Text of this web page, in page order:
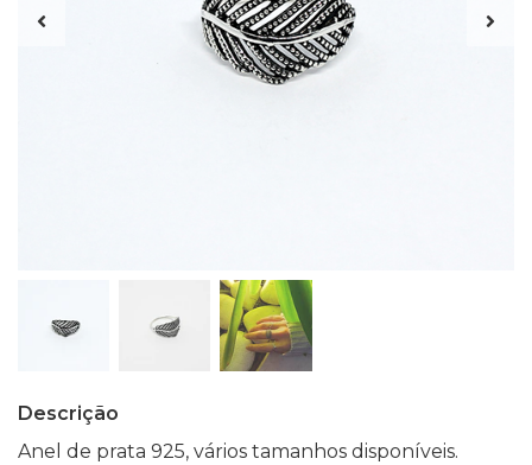
Descrição
Anel de prata 925, vários tamanhos disponíveis.